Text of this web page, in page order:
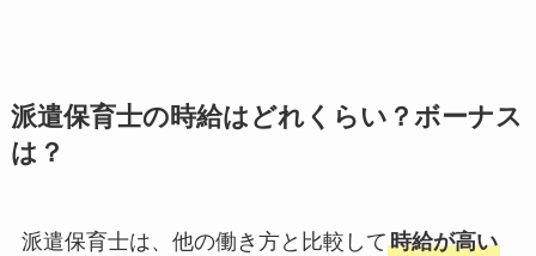
派遣保育士の時給はどれくらい？ボーナス
は？
派遣保育士は、他の働き方と比較して時給が高い